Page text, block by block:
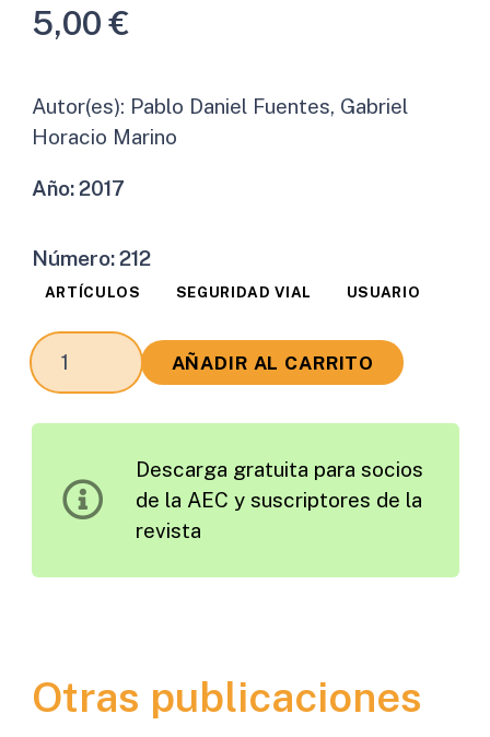
5,00€
Autor(es): Pablo Daniel Fuentes, Gabriel
Horacio Marino
Año:2017
Número:212
ARTÍCULOS SEGURIDAD VIAL USUARIO
¿Cuál
debe
Conducción
Inconscientemente
AÑADIR AL CARRITO
Descarga gratuita para socios
de la AEC y suscriptores de la
revista
Otras publicaciones